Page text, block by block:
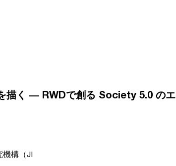
描く ― RWDで創る Society 5.0 のエ
機構（JI